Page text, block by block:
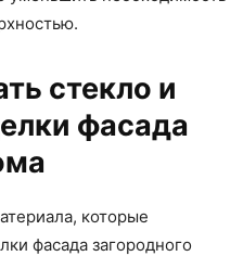
стекло и
фасада
которые
фасада загородного